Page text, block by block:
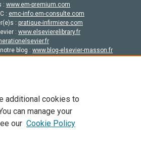
: www.em-premium.com
: emc-info.em-consulte.com
: pratique-infirmiere.com
: www.elsevierelibrary.fr
blog : www.blog-elsevier-masson.fr
ses contributeurs. Tout les droits sont réservés,
en libre accès, les conditions de licence
additional cookies to
can manage your
our Cookie Policy